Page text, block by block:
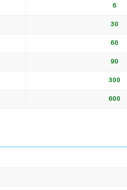
6
30
60
90
300
600